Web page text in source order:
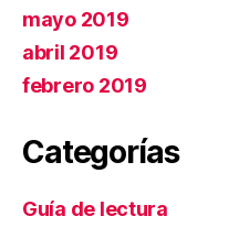
mayo 2019
abril 2019
febrero 2019
Categorías
Guía de lectura